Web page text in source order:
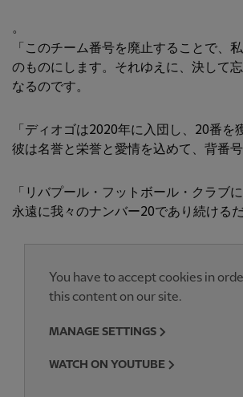
。
「このチーム番号を廃止することで、
のものにします。それゆえに、決して
なるのです。
「ディオゴは2020年に入団し、20番を
彼は名誉と栄誉と愛情を込めて、背番号
「リバプール・フットボール・クラブ
永遠に我々のナンバー20であり続ける
You have to accept cookies in
this content on our site.
MANAGE SETTINGS
WATCH ON YOUTUBE